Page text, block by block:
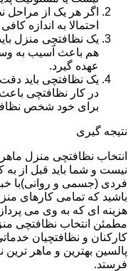
اگر هر یک از مراحل
احتمالا به اندازه
یک نظافتچی منزل
هم باعث آسیب به
عهده گیرد.
یک نظافتچی باید
در کار نظافتچی
برای خود شخص
نتیجه گیری
انتخاب نظافتچی منزل
نیست و شما باید قبل از به
فردی (جسمی و روانی)با خبر
باشید که تمامی کارهای
هزینه ای که به وی می
مطمئن انتخاب نظافتچی
کارکنان و نظافتچیان
پالسین بهترین و ماهر
فرستد.